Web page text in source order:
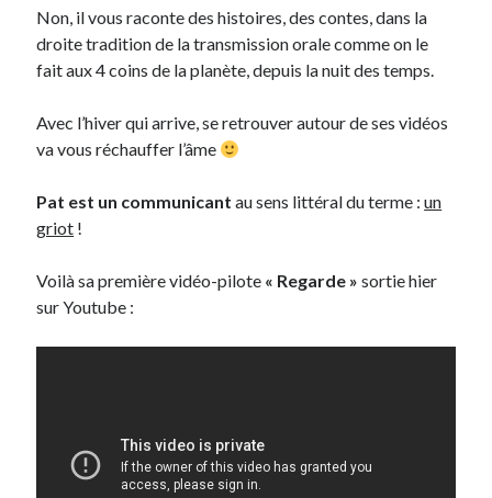
Lyon à Livre Ouvert
Mini-monsieur
Non classé
Patchwork
Photos
Proust
Sons
Tavukoi
Vidéos
Non, il vous raconte des histoires, des contes, dans la
droite tradition de la transmission orale comme on le
fait aux 4 coins de la planète, depuis la nuit des temps.
Avec l’hiver qui arrive, se retrouver autour de ses vidéos
va vous réchauffer l’âme
Pat est un communicant au sens littéral du terme :un
griot !
Voilà sa première vidéo-pilote « Regarde » sortie hier
sur Youtube :